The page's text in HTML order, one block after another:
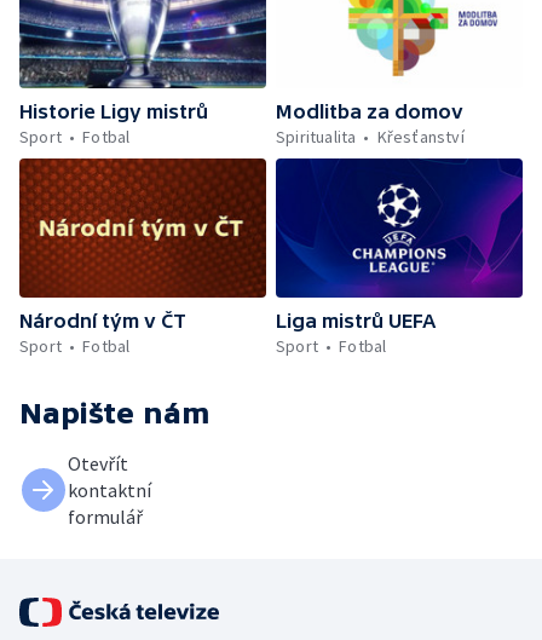
Historie Ligy mistrů
Sport
Fotbal
Modlitba za domov
Spiritualita
Křesťanství
Národní tým v ČT
Sport
Fotbal
Liga mistrů UEFA
Sport
Fotbal
Napište nám
Otevřít
kontaktní
formulář